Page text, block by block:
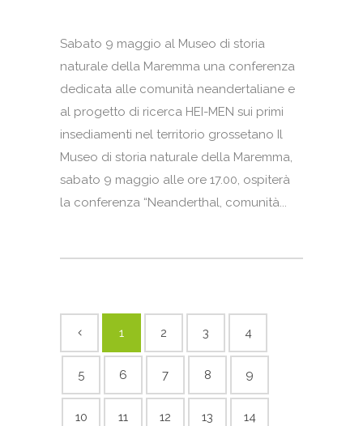
Sabato 9 maggio al Museo di storia
naturale della Maremma una conferenza
dedicata alle comunità neandertaliane e
al progetto di ricerca HEI-MEN sui primi
insediamenti nel territorio grossetano Il
Museo di storia naturale della Maremma,
sabato 9 maggio alle ore 17.00, ospiterà
la conferenza “Neanderthal, comunità...
1 2 3 4
5 6 7 8 9
10 11 12 13 14